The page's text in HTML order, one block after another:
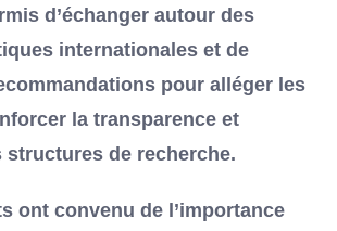
d’échanger autour des
internationales et de
pour alléger les
la transparence et
structures de recherche.
ont convenu de l’importance